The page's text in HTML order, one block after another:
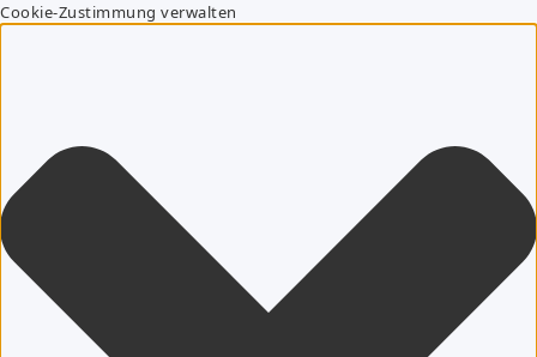
Cookie-Zustimmung verwalten